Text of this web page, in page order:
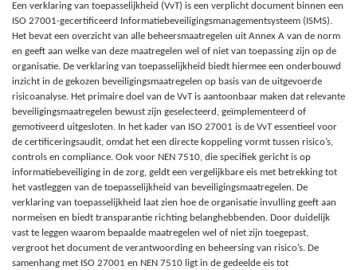
Een verklaring van toepasselijkheid (VvT) is een verplicht document binnen een
ISO 27001-gecertificeerd Informatiebeveiligingsmanagementsysteem (ISMS).
Het bevat een overzicht van alle beheersmaatregelen uit Annex A van de norm
en geeft aan welke van deze maatregelen wel of niet van toepassing zijn op de
organisatie. De verklaring van toepasselijkheid biedt hiermee een onderbouwd
inzicht in de gekozen beveiligingsmaatregelen op basis van de uitgevoerde
risicoanalyse. Het primaire doel van de VvT is aantoonbaar maken dat relevante
beveiligingsmaatregelen bewust zijn geselecteerd, geïmplementeerd of
gemotiveerd uitgesloten. In het kader van ISO 27001 is de VvT essentieel voor
de certificeringsaudit, omdat het een directe koppeling vormt tussen risico’s,
controls en compliance. Ook voor NEN 7510, die specifiek gericht is op
informatiebeveiliging in de zorg, geldt een vergelijkbare eis met betrekking tot
het vastleggen van de toepasselijkheid van beveiligingsmaatregelen. De
verklaring van toepasselijkheid laat zien hoe de organisatie invulling geeft aan
normeisen en biedt transparantie richting belanghebbenden. Door duidelijk
vast te leggen waarom bepaalde maatregelen wel of niet zijn toegepast,
vergroot het document de verantwoording en beheersing van risico’s. De
samenhang met ISO 27001 en NEN 7510 ligt in de gedeelde eis tot